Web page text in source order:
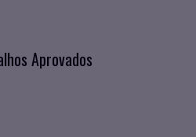
Aprovados